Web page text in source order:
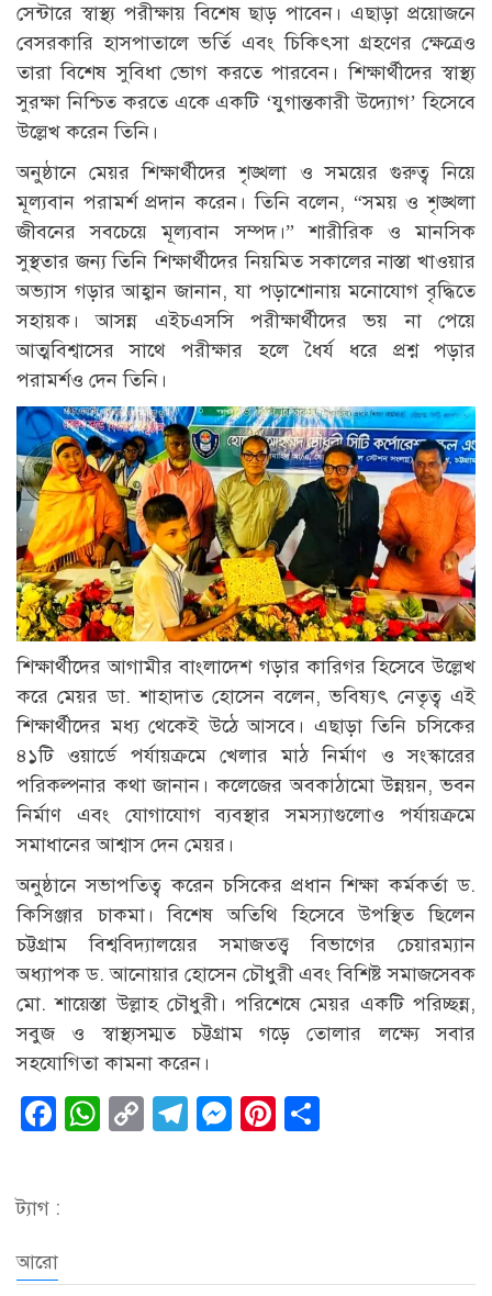
সেন্টারে স্বাস্থ্য পরীক্ষায় বিশেষ ছাড় পাবেন। এছাড়া প্রয়োজনে
বেসরকারি হাসপাতালে ভর্তি এবং চিকিৎসা গ্রহণের ক্ষেত্রেও
তারা বিশেষ সুবিধা ভোগ করতে পারবেন। শিক্ষার্থীদের স্বাস্থ্য
সুরক্ষা নিশ্চিত করতে একে একটি ‘যুগান্তকারী উদ্যোগ’ হিসেবে
উল্লেখ করেন তিনি।
অনুষ্ঠানে মেয়র শিক্ষার্থীদের শৃঙ্খলা ও সময়ের গুরুত্ব নিয়ে
মূল্যবান পরামর্শ প্রদান করেন। তিনি বলেন, “সময় ও শৃঙ্খলা
জীবনের সবচেয়ে মূল্যবান সম্পদ।” শারীরিক ও মানসিক
সুস্থতার জন্য তিনি শিক্ষার্থীদের নিয়মিত সকালের নাস্তা খাওয়ার
অভ্যাস গড়ার আহ্বান জানান, যা পড়াশোনায় মনোযোগ বৃদ্ধিতে
সহায়ক। আসন্ন এইচএসসি পরীক্ষার্থীদের ভয় না পেয়ে
আত্মবিশ্বাসের সাথে পরীক্ষার হলে ধৈর্য ধরে প্রশ্ন পড়ার
পরামর্শও দেন তিনি।
শিক্ষার্থীদের আগামীর বাংলাদেশ গড়ার কারিগর হিসেবে উল্লেখ
করে মেয়র ডা. শাহাদাত হোসেন বলেন, ভবিষ্যৎ নেতৃত্ব এই
শিক্ষার্থীদের মধ্য থেকেই উঠে আসবে। এছাড়া তিনি চসিকের
৪১টি ওয়ার্ডে পর্যায়ক্রমে খেলার মাঠ নির্মাণ ও সংস্কারের
পরিকল্পনার কথা জানান। কলেজের অবকাঠামো উন্নয়ন, ভবন
নির্মাণ এবং যোগাযোগ ব্যবস্থার সমস্যাগুলোও পর্যায়ক্রমে
সমাধানের আশ্বাস দেন মেয়র।
অনুষ্ঠানে সভাপতিত্ব করেন চসিকের প্রধান শিক্ষা কর্মকর্তা ড.
কিসিঞ্জার চাকমা। বিশেষ অতিথি হিসেবে উপস্থিত ছিলেন
চট্টগ্রাম বিশ্ববিদ্যালয়ের সমাজতত্ত্ব বিভাগের চেয়ারম্যান
অধ্যাপক ড. আনোয়ার হোসেন চৌধুরী এবং বিশিষ্ট সমাজসেবক
মো. শায়েস্তা উল্লাহ চৌধুরী। পরিশেষে মেয়র একটি পরিচ্ছন্ন,
সবুজ ও স্বাস্থ্যসম্মত চট্টগ্রাম গড়ে তোলার লক্ষ্যে সবার
সহযোগিতা কামনা করেন।
Facebook
WhatsApp
CopyTelegram
Messenger
Pinterest
ট্যাগ :
আরো